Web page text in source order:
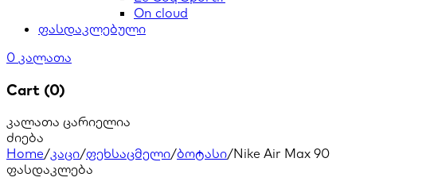
On cloud
ფასდაკლებული
0 კალათა
Cart (0)
კალათა ცარიელია
ძიება
Home/კაცი/ფეხსაცმელი/ბოტასი/Nike Air Max 90
ფასდაკლება